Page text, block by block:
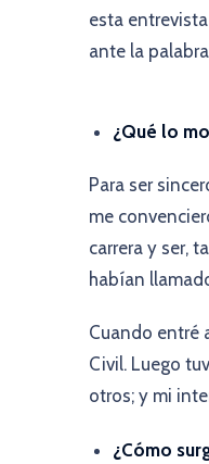
esta
ante la
¿Qué lo
Para ser
me
carrera y ser,
habían
Cuando entré
Civil. Luego
otros; y mi
¿Cómo